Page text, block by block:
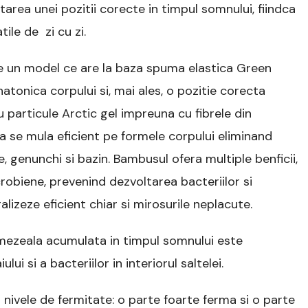
unei pozitii corecte in timpul somnului, fiindca
de zi cu zi.
un model ce are la baza spuma elastica Green
corpului si, mai ales, o pozitie corecta
particule Arctic gel impreuna cu fibrele din
mula eficient pe formele corpului eliminand
si bazin. Bambusul ofera multiple benficii,
prevenind dezvoltarea bacteriilor si
eficient chiar si mirosurile neplacute.
acumulata in timpul somnului este
si a bacteriilor in interiorul saltelei.
nivele de fermitate: o parte foarte ferma si o parte